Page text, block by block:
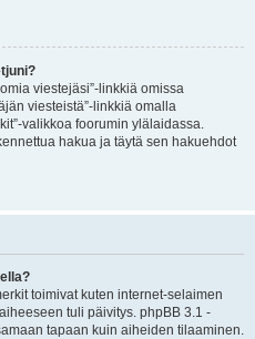
viestejäsi”-linkkiä omissa
viesteistä”-linkkiä omalla
valikkoa foorumin ylälaidassa.
hakua ja täytä sen hakuehdot
toimivat kuten internet-selaimen
tuli päivitys. phpBB 3.1 -
tapaan kuin aiheiden tilaaminen.